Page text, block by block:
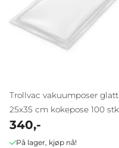
Trollvac vakuumposer glatt
25x35 cm kokepose 100 stk
340,-
På lager, kjøp nå!